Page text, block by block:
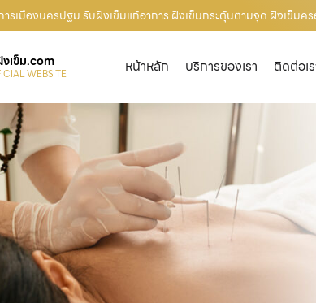
ารเมืองนครปฐม รับฝังเข็มแก้อาการ ฝังเข็มกระตุ้นตามจุด ฝังเข็มค
เข็ม.com
WEBSITE หน้าหลัก บริการของเรา ติดต่อเ